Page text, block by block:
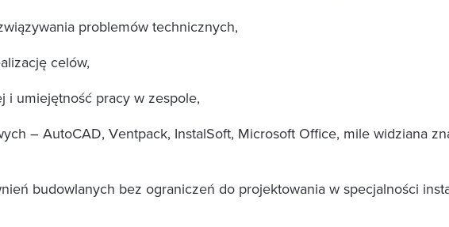
problemów technicznych,
celów,
i umiejętność pracy w zespole,
– AutoCAD, Ventpack, InstalSoft, Microsoft Office, mile widziana
budowlanych bez ograniczeń do projektowania w specjalności